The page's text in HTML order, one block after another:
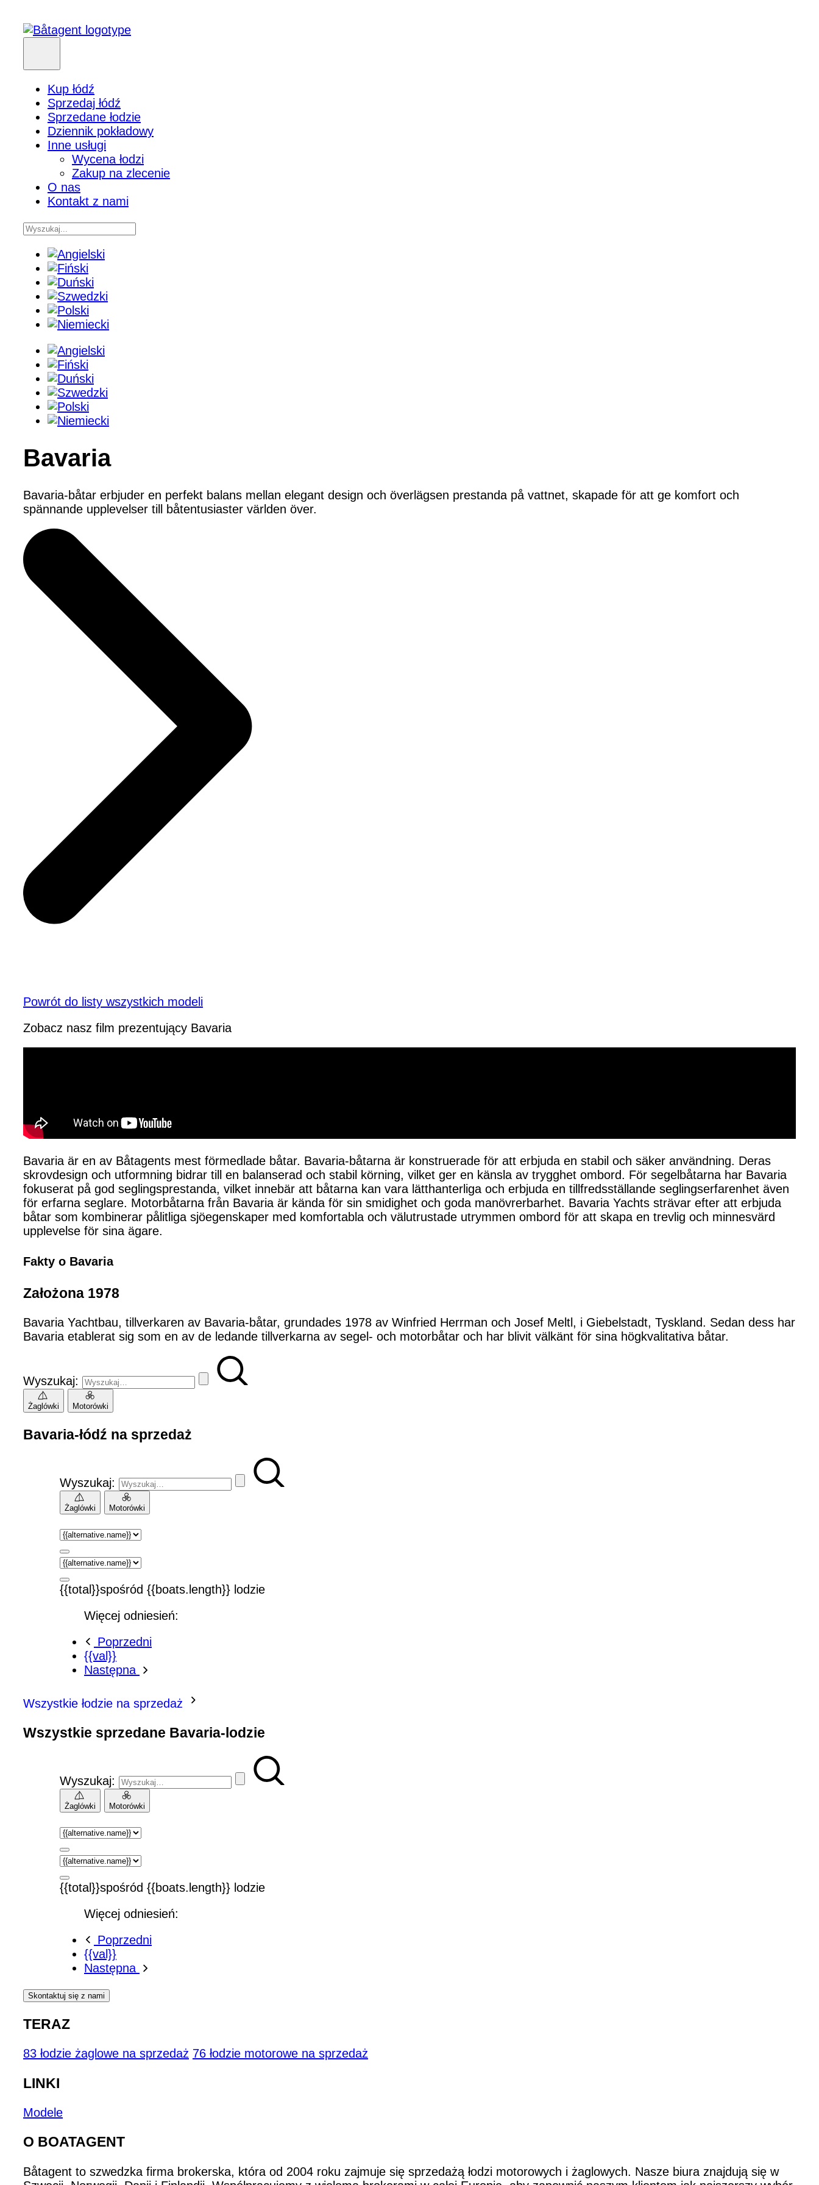
Kup łódź
Sprzedaj łódź
Sprzedane łodzie
Dziennik pokładowy
Inne usługi
Wycena łodzi
Zakup na zlecenie
O nas
Kontakt z nami
Bavaria
Bavaria-båtar erbjuder en perfekt balans mellan elegant design och överlägsen prestanda på vattnet, skapade för att ge komfort och
spännande upplevelser till båtentusiaster världen över.
Powrót do listy wszystkich modeli
Zobacz nasz film prezentujący Bavaria
Bavaria är en av Båtagents mest förmedlade båtar. Bavaria-båtarna är konstruerade för att erbjuda en stabil och säker användning. Deras
skrovdesign och utformning bidrar till en balanserad och stabil körning, vilket ger en känsla av trygghet ombord. För segelbåtarna har Bavaria
fokuserat på god seglingsprestanda, vilket innebär att båtarna kan vara lätthanterliga och erbjuda en tillfredsställande seglingserfarenhet även
för erfarna seglare. Motorbåtarna från Bavaria är kända för sin smidighet och goda manövrerbarhet. Bavaria Yachts strävar efter att erbjuda
båtar som kombinerar pålitliga sjöegenskaper med komfortabla och välutrustade utrymmen ombord för att skapa en trevlig och minnesvärd
upplevelse för sina ägare.
Fakty o Bavaria
Założona 1978
Bavaria Yachtbau, tillverkaren av Bavaria-båtar, grundades 1978 av Winfried Herrman och Josef Meltl, i Giebelstadt, Tyskland. Sedan dess har
Bavaria etablerat sig som en av de ledande tillverkarna av segel- och motorbåtar och har blivit välkänt för sina högkvalitativa båtar.
Wyszukaj:
Żaglówki Motorówki
Bavaria-łódź na sprzedaż
Wyszukaj:
Żaglówki Motorówki
{{total}}spośród {{boats.length}} lodzie
Więcej odniesień:
Poprzedni
{{val}}
Następna
Wszystkie łodzie na sprzedaż
Wszystkie sprzedane Bavaria-lodzie
Wyszukaj:
Żaglówki Motorówki
{{total}}spośród {{boats.length}} lodzie
Więcej odniesień:
Poprzedni
{{val}}
Następna
Skontaktuj się z nami
TERAZ
83 łodzie żaglowe na sprzedaż 76 łodzie motorowe na sprzedaż
LINKI
Modele
O BOATAGENT
Båtagent to szwedzka firma brokerska, która od 2004 roku zajmuje się sprzedażą łodzi motorowych i żaglowych. Nasze biura znajdują się w